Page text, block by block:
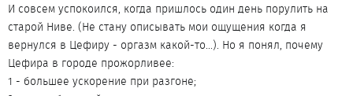
И совсем успокоился, когда пришлось один день порулить на
старой Ниве. (Не стану описывать мои ощущения когда я
вернулся в Цефиру - оргазм какой-то...). Но я понял, почему
Цефира в городе прожорливее:
1 - большее ускорение при разгоне;